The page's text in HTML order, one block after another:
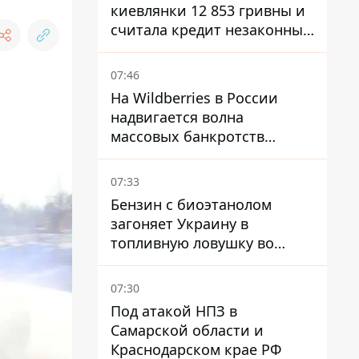
киевлянки 12 853 гривны и
считала кредит незаконным
- что решил суд
07:46
На Wildberries в России
надвигается волна
массовых банкротств
продавцов - Reuters
07:33
Бензин с биоэтанолом
загоняет Украину в
топливную ловушку во
время войны - Сергей Куюн
07:30
Под атакой НПЗ в
Самарской области и
Краснодарском крае РФ